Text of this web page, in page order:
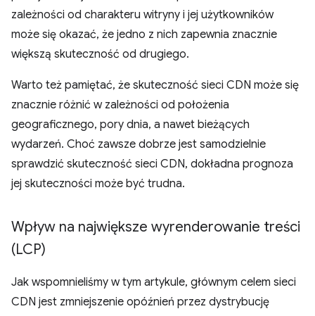
zależności od charakteru witryny i jej użytkowników
może się okazać, że jedno z nich zapewnia znacznie
większą skuteczność od drugiego.
Warto też pamiętać, że skuteczność sieci CDN może się
znacznie różnić w zależności od położenia
geograficznego, pory dnia, a nawet bieżących
wydarzeń. Choć zawsze dobrze jest samodzielnie
sprawdzić skuteczność sieci CDN, dokładna prognoza
jej skuteczności może być trudna.
Wpływ na największe wyrenderowanie treści
(LCP)
Jak wspomnieliśmy w tym artykule, głównym celem sieci
CDN jest zmniejszenie opóźnień przez dystrybucję